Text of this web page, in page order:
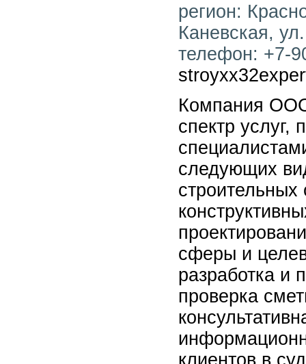
регион:
Каневская,
телефон: +7-
Компания
спектр
следующих
строительных
сферы и
разработка и
проверка
клиентов в